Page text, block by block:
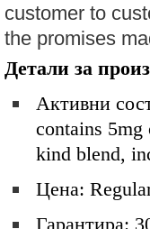
customer to
the promises
Детали за
Активни
contains 5mg
kind blend,
Цена:
Гарантира: